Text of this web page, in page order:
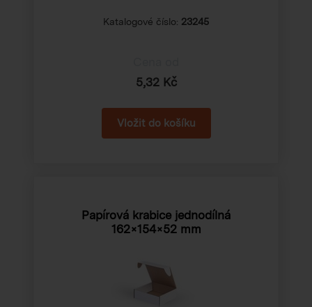
Katalogové číslo: 23245
5,32 Kč
Papírová krabice jednodílná
162×154×52 mm